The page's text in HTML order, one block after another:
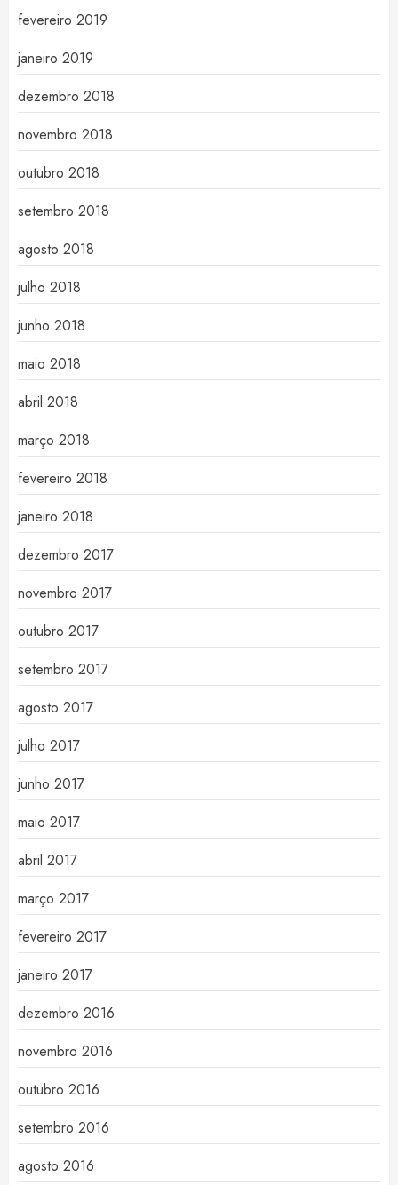
fevereiro 2019
janeiro 2019
dezembro 2018
novembro 2018
outubro 2018
setembro 2018
agosto 2018
julho 2018
junho 2018
maio 2018
abril 2018
março 2018
fevereiro 2018
janeiro 2018
dezembro 2017
novembro 2017
outubro 2017
setembro 2017
agosto 2017
julho 2017
junho 2017
maio 2017
abril 2017
março 2017
fevereiro 2017
janeiro 2017
dezembro 2016
novembro 2016
outubro 2016
setembro 2016
agosto 2016